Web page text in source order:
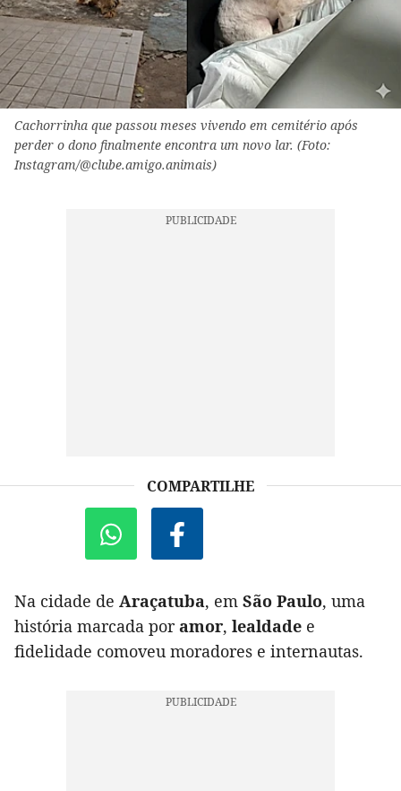
Cachorrinha que passou meses vivendo em cemitério após
perder o dono finalmente encontra um novo lar. (Foto:
Instagram/@clube.amigo.animais)
COMPARTILHE
Na cidade de Araçatuba, em São Paulo, uma
história marcada poramor, lealdade e
fidelidade comoveu moradores e internautas.